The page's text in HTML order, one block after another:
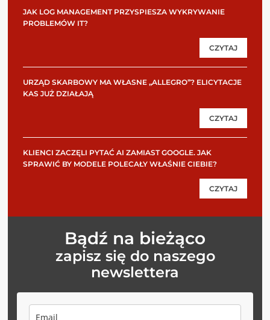
JAK LOG MANAGEMENT PRZYSPIESZA WYKRYWANIE
PROBLEMÓW IT?
CZYTAJ
URZĄD SKARBOWY MA WŁASNE „ALLEGRO”? ELICYTACJE
KAS JUŻ DZIAŁAJĄ
CZYTAJ
KLIENCI ZACZĘLI PYTAĆ AI ZAMIAST GOOGLE. JAK
SPRAWIĆ BY MODELE POLECAŁY WŁAŚNIE CIEBIE?
CZYTAJ
Bądź na bieżąco
zapisz się do naszego
newslettera